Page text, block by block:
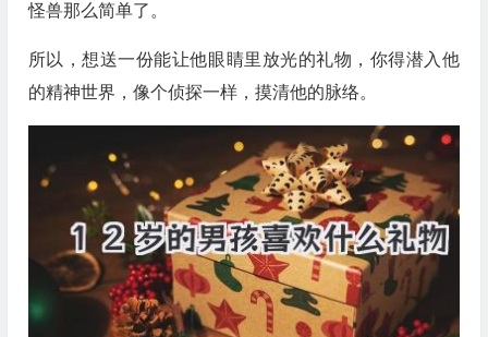
怪兽那么简单了。
所以，想送一份能让他眼睛里放光的礼物，你得潜入他
的精神世界，像个侦探一样，摸清他的脉络。